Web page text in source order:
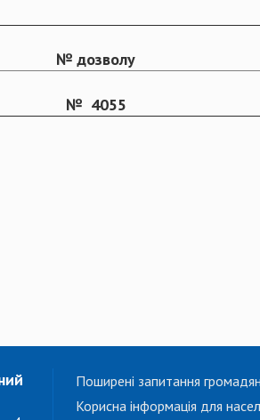
№ дозволу
№ 4055
Поширені запитання громадян
Корисна інформація для